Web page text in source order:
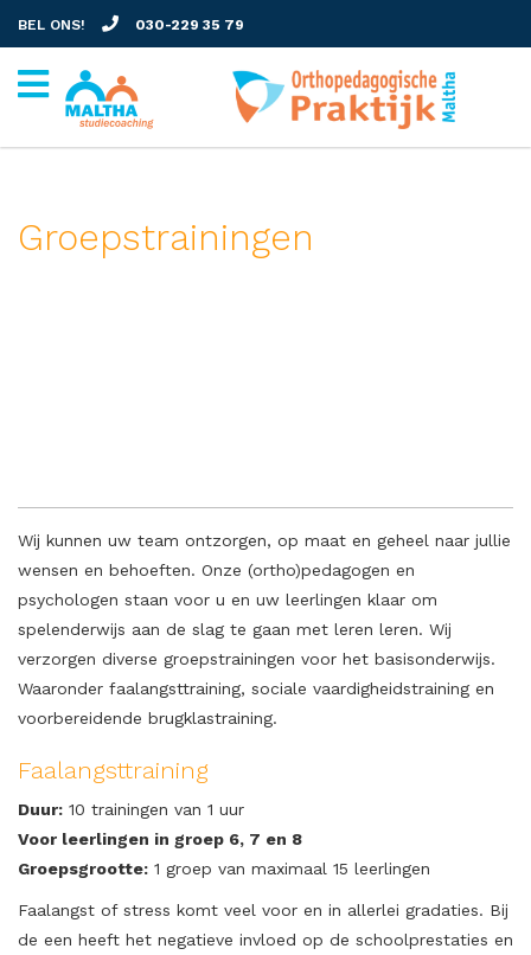
BEL ONS! 030-229 35 79
Groepstrainingen
Wij kunnen uw team ontzorgen, op maat en geheel naar jullie
wensen en behoeften. Onze (ortho)pedagogen en
psychologen staan voor u en uw leerlingen klaar om
spelenderwijs aan de slag te gaan met leren leren. Wij
verzorgen diverse groepstrainingen voor het basisonderwijs.
Waaronder faalangsttraining, sociale vaardigheidstraining en
voorbereidende brugklastraining.
Faalangsttraining
Duur: 10 trainingen van 1 uur
Voor leerlingen in groep 6, 7 en 8
Groepsgrootte: 1 groep van maximaal 15 leerlingen
Faalangst of stress komt veel voor en in allerlei gradaties. Bij
de een heeft het negatieve invloed op de schoolprestaties en